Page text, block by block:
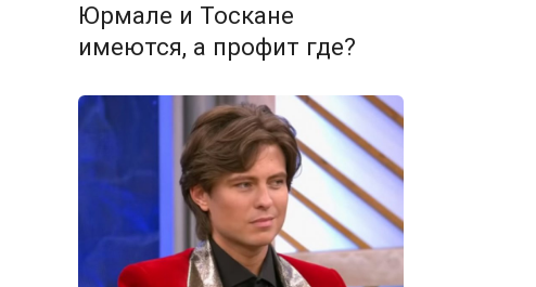
Юрмале и Тоскане
имеются, а профит где?